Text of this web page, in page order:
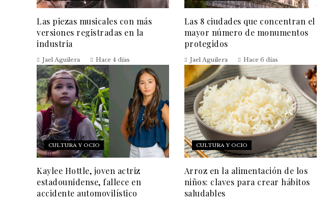
Las piezas musicales con más
versiones registradas en la
industria
Jael Aguilera Hace 4 días
Las 8 ciudades que concentran el
mayor número de monumentos
protegidos
Jael Aguilera Hace 6 días
CULTURA Y OCIO
Kaylee Hottle, joven actriz
estadounidense, fallece en
accidente automovilístico
CULTURA Y OCIO
Arroz en la alimentación de los
niños: claves para crear hábitos
saludables